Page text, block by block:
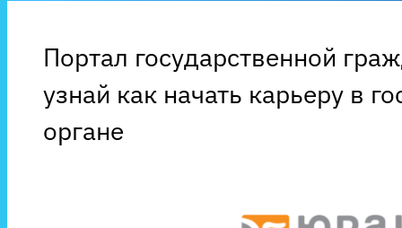
Портал государственной
узнай как начать карьеру в
органе